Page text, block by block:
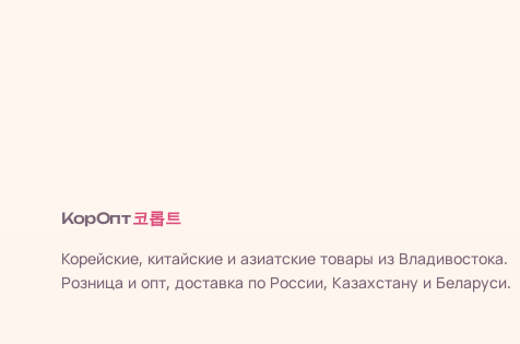
КорОпт 코롭트
Корейские, китайские и азиатские товары из Владивостока.
Розница и опт, доставка по России, Казахстану и Беларуси.